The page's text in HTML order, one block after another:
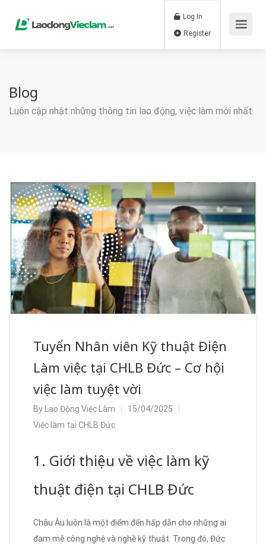
Log In
Blog
Luôn cập nhật những thông tin lao động, việc làm mới nhất
Tuyển Nhân viên Kỹ thuật Điện
Làm việc tại CHLB Đức – Cơ hội
việc làm tuyệt vời
By Lao Động Việc Làm
15/04/2025
Việc làm tại CHLB Đức
1. Giới thiệu về việc làm kỹ
thuật điện tại CHLB Đức
Châu Âu luôn là một điểm đến hấp dẫn cho những ai
đam mê công nghệ và nghề kỹ thuật. Trong đó, Đức